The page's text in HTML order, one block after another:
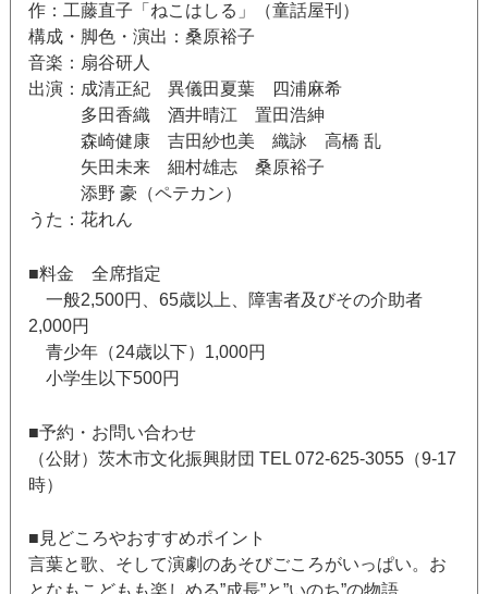
作：工藤直子「ねこはしる」（童話屋刊）
構成・脚色・演出：桑原裕子
音楽：扇谷研人
出演：成清正紀 異儀田夏葉 四浦麻希
多田香織 酒井晴江 置田浩紳
森崎健康 吉田紗也美 織詠 高橋 乱
矢田未来 細村雄志 桑原裕子
添野 豪（ペテカン）
うた：花れん
■料金 全席指定
一般2,500円、65歳以上、障害者及びその介助者
2,000円
青少年（24歳以下）1,000円
小学生以下500円
■予約・お問い合わせ
（公財）茨木市文化振興財団 TEL 072-625-3055（9-17
時）
■見どころやおすすめポイント
言葉と歌、そして演劇のあそびごころがいっぱい。お